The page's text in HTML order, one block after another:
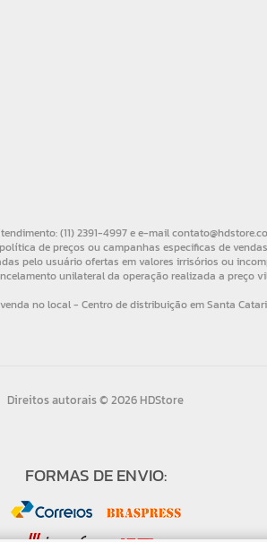
Direitos autorais © 2026 HDStore
FORMAS DE ENVIO: